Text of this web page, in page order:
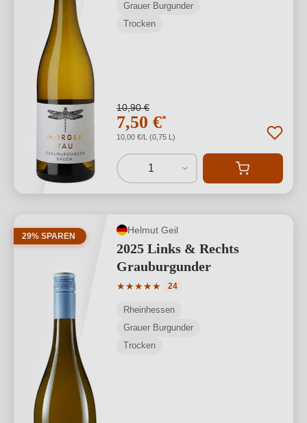
Grauer Burgunder
Trocken
10,90 €
7,50 €*
10,00 €/L (0,75 L)
1
29% SPAREN
Helmut Geil
2025 Links & Rechts
Grauburgunder
★★★★★
Durchschnittliche Bewertung von 5
24
Rheinhessen
Grauer Burgunder
Trocken